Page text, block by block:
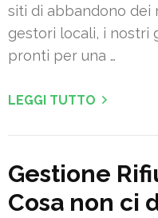
siti di abbandono dei
gestori locali, i nostri
pronti per una …
LEGGI TUTTO
Gestione
Cosa non ci